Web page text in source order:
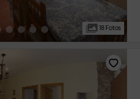
18 Fotos